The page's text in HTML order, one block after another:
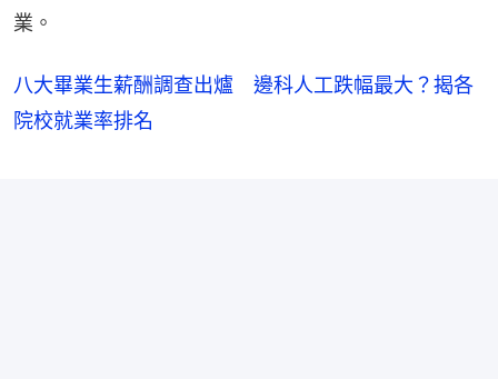
業。
八大畢業生薪酬調查出爐 邊科人工跌幅最大？揭各
院校就業率排名